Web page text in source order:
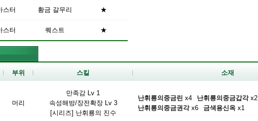
스터 황금 갈무리 ★
스터 퀘스트 ★
부위 스킬 소재
머리
만족감 Lv 1
속성해방/장전확장 Lv 3
[시리즈] 난휘룡의 진수
난휘룡의중금린 x4 난휘룡의중금갑각x2
난휘룡의중금권각x6 금색용신옥 x1